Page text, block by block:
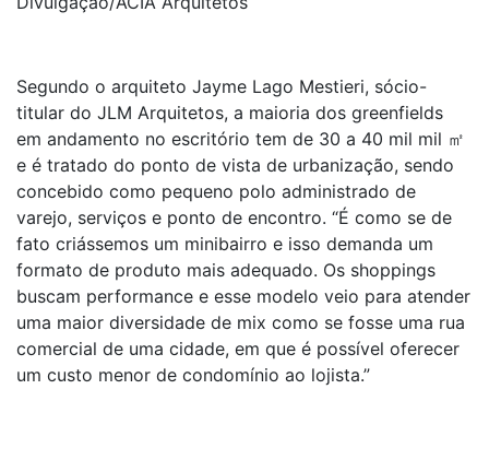
Segundo o arquiteto Jayme Lago Mestieri, sócio-
titular do JLM Arquitetos, a maioria dos greenfields
em andamento no escritório tem de 30 a 40 mil mil ㎡
e é tratado do ponto de vista de urbanização, sendo
concebido como pequeno polo administrado de
varejo, serviços e ponto de encontro. “É como se de
fato criássemos um minibairro e isso demanda um
formato de produto mais adequado. Os shoppings
buscam performance e esse modelo veio para atender
uma maior diversidade de mix como se fosse uma rua
comercial de uma cidade, em que é possível oferecer
um custo menor de condomínio ao lojista.”